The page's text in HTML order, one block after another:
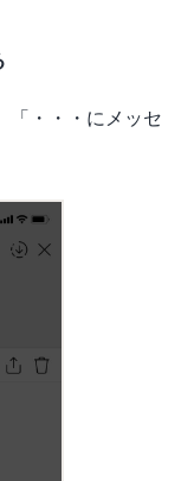
「・・・にメッセ